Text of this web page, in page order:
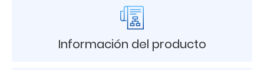
Información del producto